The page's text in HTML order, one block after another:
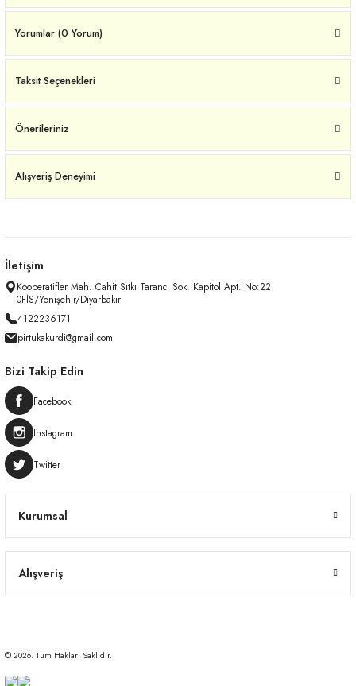
Yorumlar (0 Yorum)
Taksit Seçenekleri
Önerileriniz
Alışveriş Deneyimi
İletişim
Kooperatifler Mah. Cahit Sıtkı Tarancı Sok. Kapitol Apt. No:22
0FİS/Yenişehir/Diyarbakır
4122236171
pirtukakurdi@gmail.com
Kurumsal
Alışveriş
Bizi Takip Edin
Facebook
Instagram
Twitter
© 2026. Tüm Hakları Saklıdır.